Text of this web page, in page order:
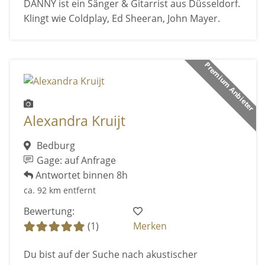
DANNY ist ein Sänger & Gitarrist aus Düsseldorf.
Klingt wie Coldplay, Ed Sheeran, John Mayer.
Premium Anbieter
Alexandra Kruijt
Bedburg
Gage: auf Anfrage
Antwortet binnen 8h
ca. 92 km entfernt
Bewertung:
(1)
Merken
Du bist auf der Suche nach akustischer